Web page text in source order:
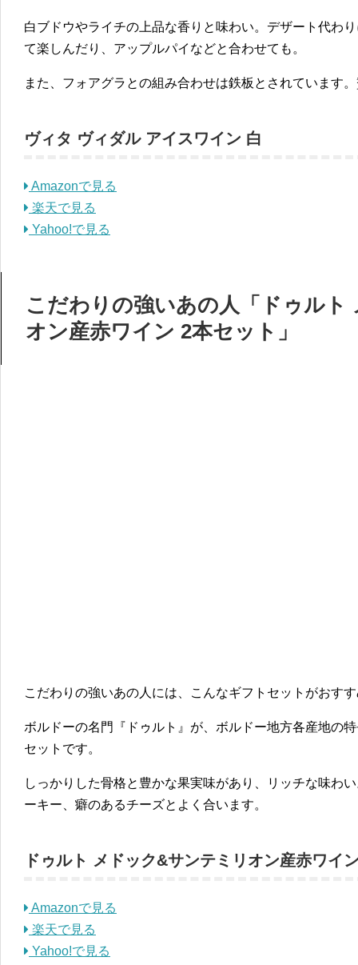
白ブドウやライチの上品な香りと味わい。デザート代わ
て楽しんだり、アップルパイなどと合わせても。
また、フォアグラとの組み合わせは鉄板とされています
ヴィタ ヴィダル アイスワイン 白
Amazonで見る
楽天で見る
Yahoo!で見る
こだわりの強いあの人「ドゥル
オン産赤ワイン 2本セット」
こだわりの強いあの人には、こんなギフトセットがおす
ボルドーの名門『ドゥルト』が、ボルドー地方各産地の
セットです。
しっかりした骨格と豊かな果実味があり、リッチな味わ
ーキー、癖のあるチーズとよく合います。
ドゥルト メドック&サンテミリオン産赤ワイ
Amazonで見る
楽天で見る
Yahoo!で見る